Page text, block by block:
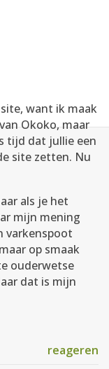
want ik maak
Okoko, maar
tijd dat jullie een
site zetten. Nu
als je het
mijn mening
varkenspoot
op smaak
ouderwetse
dat is mijn
reageren